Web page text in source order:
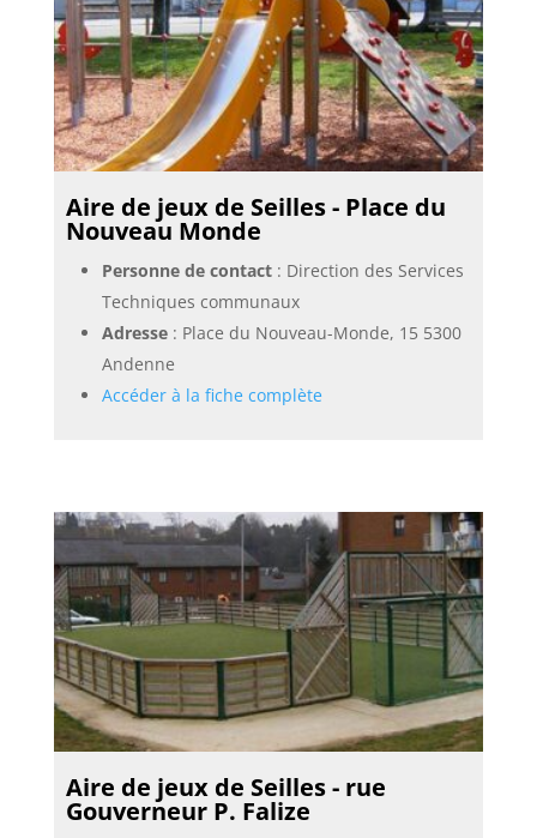
Aire de jeux de Seilles - Place du
Nouveau Monde
Personne de contact: Direction des Services
Techniques communaux
Adresse: Place du Nouveau-Monde, 15 5300
Andenne
Accéder à la fiche complète
Aire de jeux de Seilles - rue
Gouverneur P. Falize